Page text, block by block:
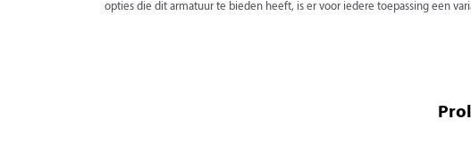
opties die dit armatuur te bieden heeft, is er voor iedere toepassing een